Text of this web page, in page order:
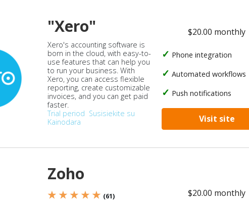
"Xero"
Xero's accounting software is
born in the cloud, with easy-to-
use features that can help you
to run your business. With
Xero, you can access flexible
reporting, create customizable
invoices, and you can get paid
faster.
Trial period Susisiekite su
Kainodara
$20.00 monthly
Phone integration
Automated workflows
Push notifications
Visit site
Zoho
★ ★ ★ ★ ★ (61) $20.00 monthly